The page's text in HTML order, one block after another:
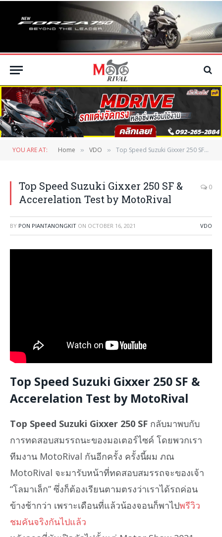
YOU ARE AT: Home » VDO » Top Speed Suzuki Gixxer 250 SF & Accerelation Test by MotoRival
Top Speed Suzuki Gixxer 250 SF &
Accerelation Test by MotoRival
0
BY PON PIANTANONGKIT ON OCTOBER 16, 2021 VDO
Top Speed Suzuki Gixxer 250 SF &
Accerelation Test by MotoRival
Top Speed Suzuki Gixxer 250 SF กลับมาพบกับ
การทดสอบสมรรถนะของมอเตอร์ไซค์ โดยพวกเรา
ทีมงาน MotoRival กันอีกครั้ง ครั้งนี้ผม ภณ
MotoRival จะมารับหน้าที่ทดสอบสมรรถจะของเจ้า
“โลมาเล็ก” ซึ่งก็ต้องเรียนตามตรงว่าเราได้รถค่อน
ข้างช้ากว่า เพราะเดือนที่แล้วน้องจอนก็พาไปพรีวิว
ชมคันจริงกันไปแล้ว